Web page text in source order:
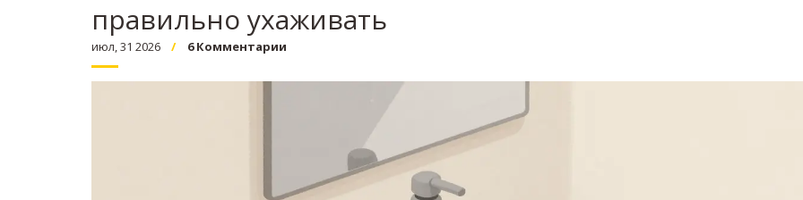
правильно ухаживать
июл, 31 2026 6 Комментарии